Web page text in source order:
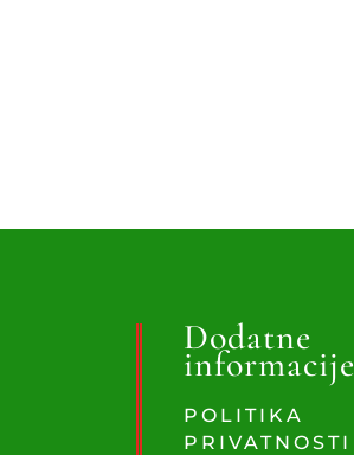
Dodatne
informacije
POLITIKA
PRIVATNOSTI